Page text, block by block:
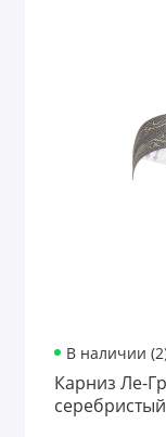
В наличии
Карниз Ле-